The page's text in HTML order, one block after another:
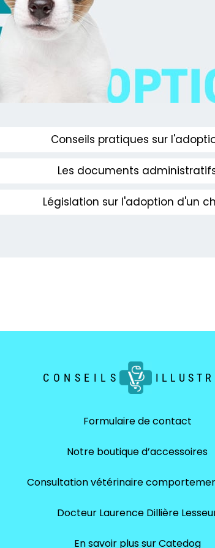
Conseils pratiques sur
Les documents
Législation sur l'adoption d'un
CONSEILS
Formulaire de contact
Notre boutique d’accessoires
Consultation vétérinaire
Docteur Laurence Dillière
En savoir plus sur Catedog